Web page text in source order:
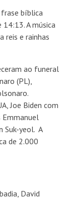
bíblica
A música
reis e rainhas
ao funeral
(PL),
.
Joe Biden com
Emmanuel
Suk-yeol. A
de 2.000
David